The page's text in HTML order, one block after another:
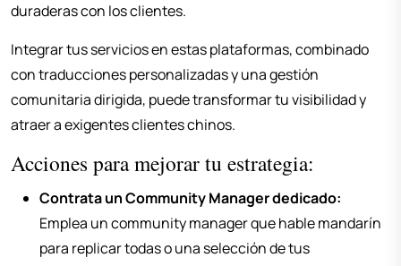
duraderas con los clientes.
Integrar tus servicios en estas plataformas, combinado
con traducciones personalizadas y una gestión
comunitaria dirigida, puede transformar tu visibilidad y
atraer a exigentes clientes chinos.
Acciones para mejorar tu estrategia:
Contrata un Community Manager dedicado:
Emplea un community manager que hable mandarín
para replicar todas o una selección de tus